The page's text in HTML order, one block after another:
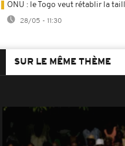
ONU : le Togo veut rétablir la
28/05 - 11:30
SUR LE MÊME THÈME